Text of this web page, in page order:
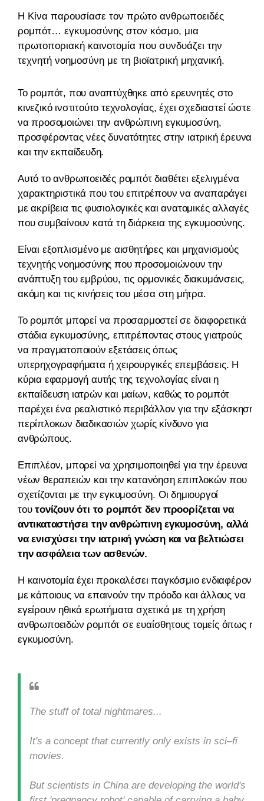
Η Κίνα παρουσίασε τον πρώτο ανθρωποειδές
ρομπότ… εγκυμοσύνης στον κόσμο, μια
πρωτοποριακή καινοτομία που συνδυάζει την
τεχνητή νοημοσύνη με τη βιοϊατρική μηχανική.
Το ρομπότ, που αναπτύχθηκε από ερευνητές στο
κινεζικό ινστιτούτο τεχνολογίας, έχει σχεδιαστεί ώστε
να προσομοιώνει την ανθρώπινη εγκυμοσύνη,
προσφέροντας νέες δυνατότητες στην ιατρική έρευνα
και την εκπαίδευδη.
Αυτό το ανθρωποειδές ρομπότ διαθέτει εξελιγμένα
χαρακτηριστικά που του επιτρέπουν να αναπαράγει
με ακρίβεια τις φυσιολογικές και ανατομικές αλλαγές
που συμβαίνουν κατά τη διάρκεια της εγκυμοσύνης.
Είναι εξοπλισμένο με αισθητήρες και μηχανισμούς
τεχνητής νοημοσύνης που προσομοιώνουν την
ανάπτυξη του εμβρύου, τις ορμονικές διακυμάνσεις,
ακόμη και τις κινήσεις του μέσα στη μήτρα.
Το ρομπότ μπορεί να προσαρμοστεί σε διαφορετικά
στάδια εγκυμοσύνης, επιτρέποντας στους γιατρούς
να πραγματοποιούν εξετάσεις όπως
υπερηχογραφήματα ή χειρουργικές επεμβάσεις. Η
κύρια εφαρμογή αυτής της τεχνολογίας είναι η
εκπαίδευση ιατρών και μαίων, καθώς το ρομπότ
παρέχει ένα ρεαλιστικό περιβάλλον για την εξάσκηση
περίπλοκων διαδικασιών χωρίς κίνδυνο για
ανθρώπους.
Επιπλέον, μπορεί να χρησιμοποιηθεί για την έρευνα
νέων θεραπειών και την κατανόηση επιπλοκών που
σχετίζονται με την εγκυμοσύνη. Οι δημιουργοί
τουτονίζουν ότι το ρομπότ δεν προορίζεται να
αντικαταστήσει την ανθρώπινη εγκυμοσύνη, αλλά
να ενισχύσει την ιατρική γνώση και να βελτιώσει
την ασφάλεια των ασθενών.
Η καινοτομία έχει προκαλέσει παγκόσμιο ενδιαφέρον,
με κάποιους να επαινούν την πρόοδο και άλλους να
εγείρουν ηθικά ερωτήματα σχετικά με τη χρήση
ανθρωποειδών ρομπότ σε ευαίσθητους τομείς όπως η
εγκυμοσύνη.
The stuff of total nightmares...
It's a concept that currently only exists in sci–fi
movies.
But scientists in China are developing the world's